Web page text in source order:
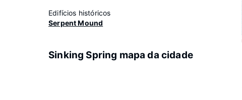
Edifícios históricos
Serpent Mound
Sinking Spring mapa da cidade